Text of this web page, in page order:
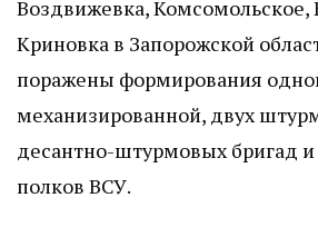
Воздвижевка, Комсомольское,
Криновка в Запорожской
поражены формирования
механизированной, двух
десантно-штурмовых бригад
полков ВСУ.